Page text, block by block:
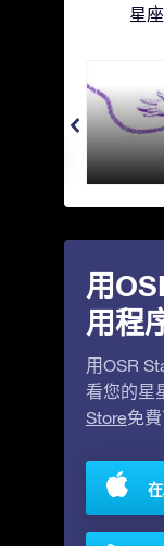
星
用
用程
用OSR
看您的星
Store免